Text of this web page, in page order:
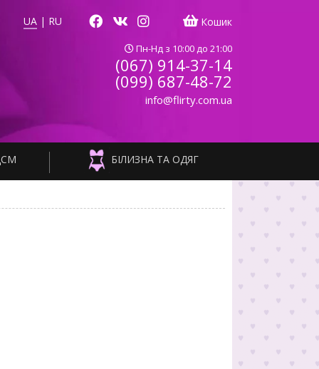
UA | RU Кошик
Пн-Нд з 10:00 до 21:00
(067) 914-37-14
(099) 687-48-72
info@flirty.com.ua
БІЛИЗНА ТА ОДЯГ